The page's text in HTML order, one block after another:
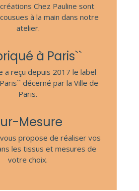
Chez Pauline sont
à la main dans notre
atelier.
à Paris``
a reçu depuis 2017 le label
décerné par la Ville de
Paris.
Mesure
propose de réaliser vos
les tissus et mesures de
votre choix.